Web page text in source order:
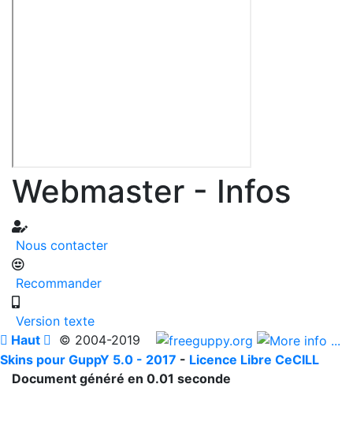
Webmaster - Infos
Nous contacter
Recommander
Version texte
 Haut  © 2004-2019
Skins pour GuppY 5.0 - 2017 - Licence Libre CeCILL
Document généré en 0.01 seconde